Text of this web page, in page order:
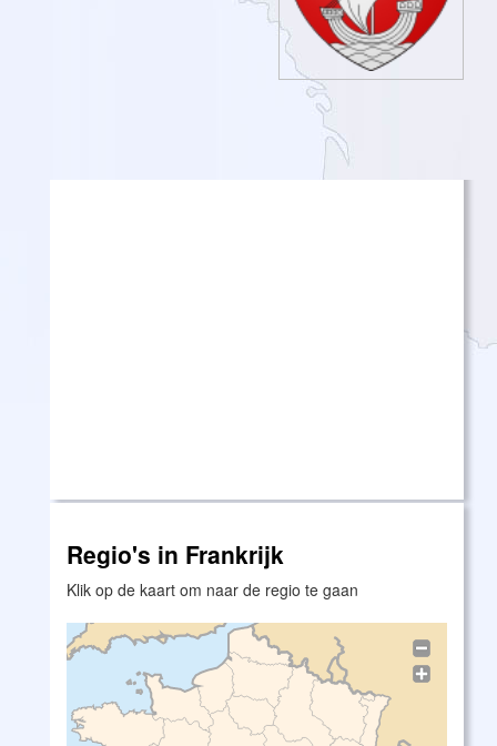
Regio's in Frankrijk
Klik op de kaart om naar de regio te gaan